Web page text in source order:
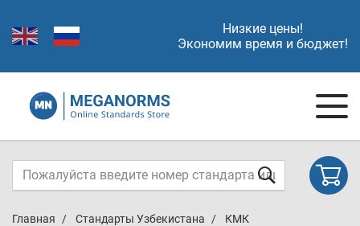
Низкие цены!
Экономим время и бюджет!
Главная Стандарты Узбекистана
КМК